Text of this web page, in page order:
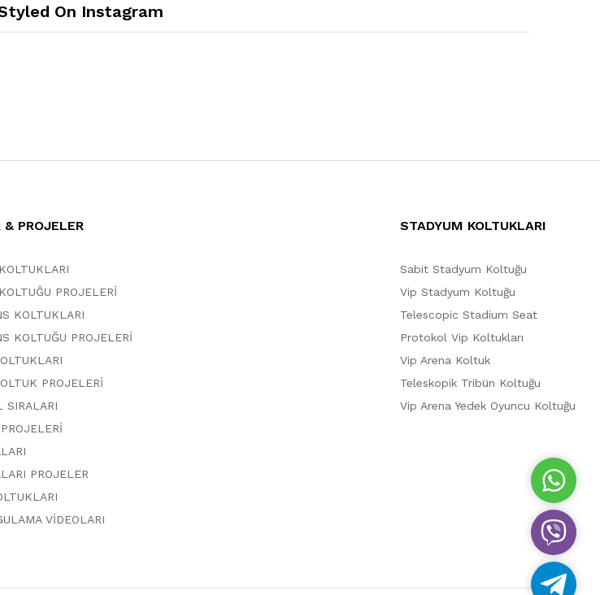
On Instagram
& PROJELER
PROJELERİ
KOLTUKLARI
KOLTUĞU PROJELERİ
PROJELERİ
SIRALARI
PROJELER
VİDEOLARI
STADYUM KOLTUKLARI
Sabit Stadyum Koltuğu
Vip Stadyum Koltuğu
Telescopic Stadium Seat
Protokol Vip Koltukları
Vip Arena Koltuk
Teleskopik Tribün Koltuğu
Vip Arena Yedek Oyuncu Koltuğu
W
h
a
t
s
A
p
V
i
b
e
T